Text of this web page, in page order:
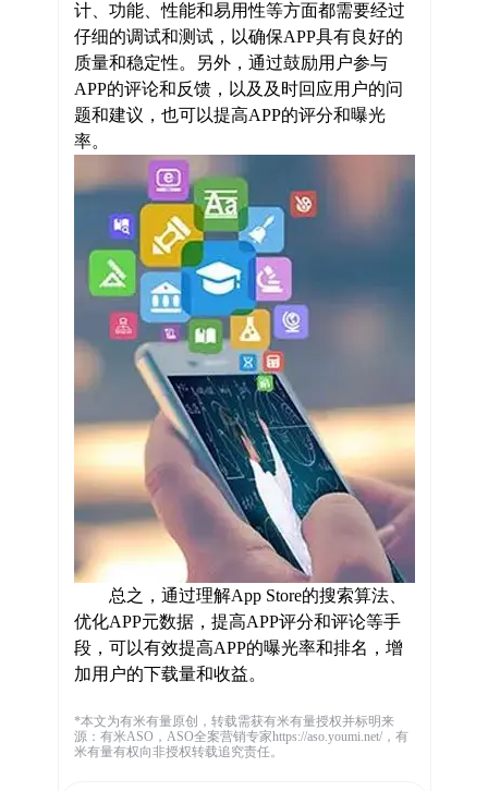
计、功能、性能和易用性等方面都需要经过
仔细的调试和测试，以确保APP具有良好的
质量和稳定性。另外，通过鼓励用户参与
APP的评论和反馈，以及及时回应用户的问
题和建议，也可以提高APP的评分和曝光
率。
总之，通过理解App Store的搜索算法、
优化APP元数据，提高APP评分和评论等手
段，可以有效提高APP的曝光率和排名，增
加用户的下载量和收益。
*本文为有米有量原创，转载需获有米有量授权并标明来
源：有米ASO，ASO全案营销专家https://aso.youmi.net/，有
米有量有权向非授权转载追究责任。